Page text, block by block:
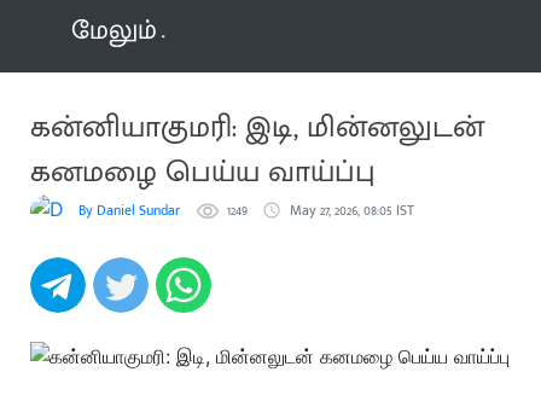
மேலும்
கன்னியாகுமரி: இடி, மின்னலுடன்
கனமழை பெய்ய வாய்ப்பு
By Daniel Sundar 1249 May 27, 2026, 08:05 IST